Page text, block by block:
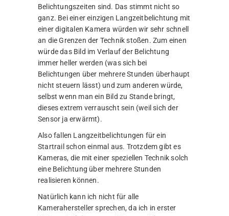
Belichtungszeiten sind. Das stimmt nicht so
ganz. Bei einer einzigen Langzeitbelichtung mit
einer digitalen Kamera würden wir sehr schnell
an die Grenzen der Technik stoßen. Zum einen
würde das Bild im Verlauf der Belichtung
immer heller werden (was sich bei
Belichtungen über mehrere Stunden überhaupt
nicht steuern lässt) und zum anderen würde,
selbst wenn man ein Bild zu Stande bringt,
dieses extrem verrauscht sein (weil sich der
Sensor ja erwärmt).
Also fallen Langzeitbelichtungen für ein
Startrail schon einmal aus. Trotzdem gibt es
Kameras, die mit einer speziellen Technik solch
eine Belichtung über mehrere Stunden
realisieren können.
Natürlich kann ich nicht für alle
Kamerahersteller sprechen, da ich in erster